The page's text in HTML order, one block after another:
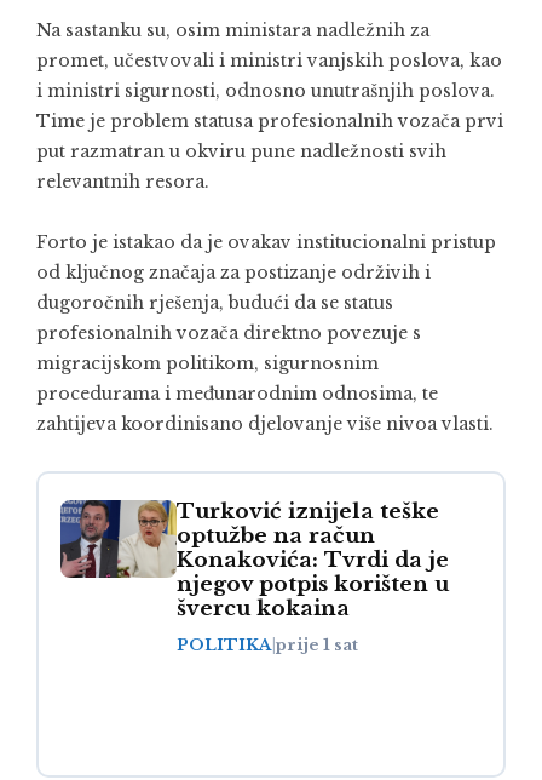
Na sastanku su, osim ministara nadležnih za
promet, učestvovali i ministri vanjskih poslova, kao
i ministri sigurnosti, odnosno unutrašnjih poslova.
Time je problem statusa profesionalnih vozača prvi
put razmatran u okviru pune nadležnosti svih
relevantnih resora.
Forto je istakao da je ovakav institucionalni pristup
od ključnog značaja za postizanje održivih i
dugoročnih rješenja, budući da se status
profesionalnih vozača direktno povezuje s
migracijskom politikom, sigurnosnim
procedurama i međunarodnim odnosima, te
zahtijeva koordinisano djelovanje više nivoa vlasti.
Turković iznijela teške
optužbe na račun
Konakovića: Tvrdi da je
njegov potpis korišten u
švercu kokaina
POLITIKAprije 1 sat